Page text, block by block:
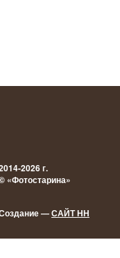
2026 г.
«Фотостарина»
—САЙТ НН